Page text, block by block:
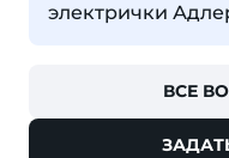
электрички
ВСЕ